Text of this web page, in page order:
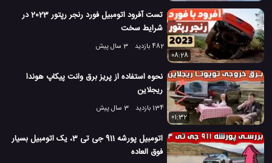
تست آفرود اتومبیل فورد رنجر رپتور 2023 در
شرایط سخت
482 بازدید
3 سال پیش
08:28
نحوه استفاده از پریز برق وانت پیکاپ هوندا
ریجلاین
134 بازدید
3 سال پیش
01:32
اتومبیل پورشه 911 جی تی 3، یک اتومبیل بسیار
فوق العاده